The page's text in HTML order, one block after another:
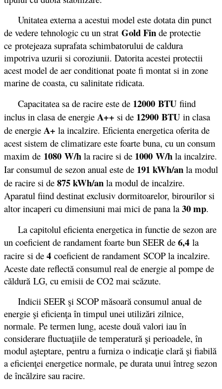
Unitatea externa a acestui model este dotata din punct
de vedere tehnologic cu un strat Gold Fin de protectie
ce protejeaza suprafata schimbatorului de caldura
impotriva uzurii si coroziunii. Datorita acestei protectii
acest model de aer conditionat poate fi montat si in zone
marine de coasta, cu salinitate ridicata.
Capacitatea sa de racire este de 12000 BTU fiind
inclus in clasa de energie A++ si de 12900 BTU in clasa
de energie A+ la incalzire. Eficienta energetica oferita de
acest sistem de climatizare este foarte buna, cu un consum
maxim de 1080 W/h la racire si de 1000 W/h la incalzire.
Iar consumul de sezon anual este de 191 kWh/an la modul
de racire si de 875 kWh/an la modul de incalzire.
Aparatul fiind destinat exclusiv dormitoarelor, birourilor si
altor incaperi cu dimensiuni mai mici de pana la 30 mp.
La capitolul eficienta energetica in functie de sezon are
un coeficient de randament foarte bun SEER de 6,4 la
racire si de 4 coeficient de randament SCOP la incalzire.
Aceste date reflectă consumul real de energie al pompe de
căldură LG, cu emisii de CO2 mai scăzute.
Indicii SEER şi SCOP măsoară consumul anual de
energie şi eficienţa în timpul unei utilizări zilnice,
normale. Pe termen lung, aceste două valori iau în
considerare fluctuaţiile de temperatură şi perioadele, în
modul aşteptare, pentru a furniza o indicaţie clară şi fiabilă
a eficienţei energetice normale, pe durata unui întreg sezon
de încălzire sau racire.